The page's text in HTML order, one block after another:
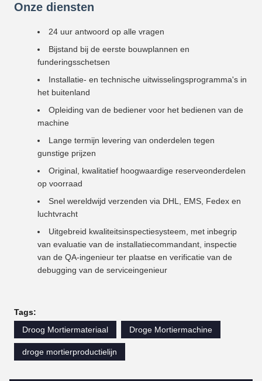
Onze diensten
24 uur antwoord op alle vragen
Bijstand bij de eerste bouwplannen en
funderingsschetsen
Installatie- en technische uitwisselingsprogramma's in
het buitenland
Opleiding van de bediener voor het bedienen van de
machine
Lange termijn levering van onderdelen tegen
gunstige prijzen
Original, kwalitatief hoogwaardige reserveonderdelen
op voorraad
Snel wereldwijd verzenden via DHL, EMS, Fedex en
luchtvracht
Uitgebreid kwaliteitsinspectiesysteem, met inbegrip
van evaluatie van de installatiecommandant, inspectie
van de QA-ingenieur ter plaatse en verificatie van de
debugging van de serviceingenieur
Tags:
Droog Mortiermateriaal
Droge Mortiermachine
droge mortierproductielijn